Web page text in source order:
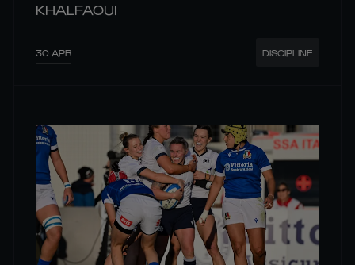
KHALFAOUI
30 APR DISCIPLINE